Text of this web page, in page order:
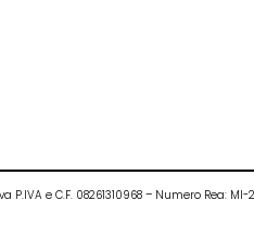
e C.F. 08261310968 – Numero Rea: